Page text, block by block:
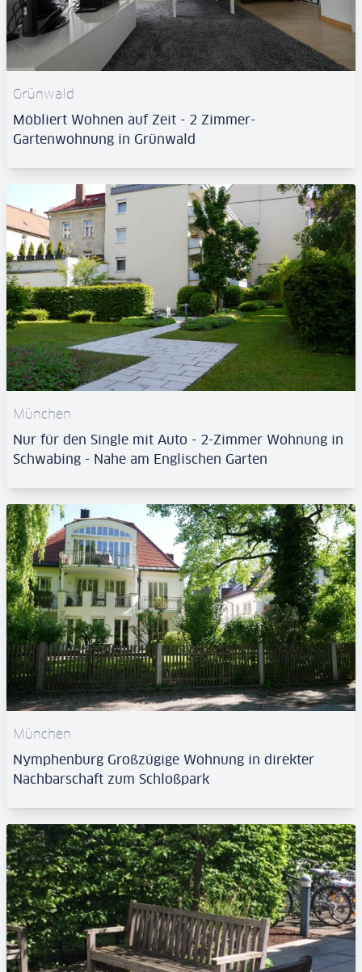
Grünwald
Möbliert Wohnen auf Zeit - 2 Zimmer-
Gartenwohnung in Grünwald
München
Nur für den Single mit Auto - 2-Zimmer Wohnung in
Schwabing - Nahe am Englischen Garten
München
Nymphenburg Großzügige Wohnung in direkter
Nachbarschaft zum Schloßpark